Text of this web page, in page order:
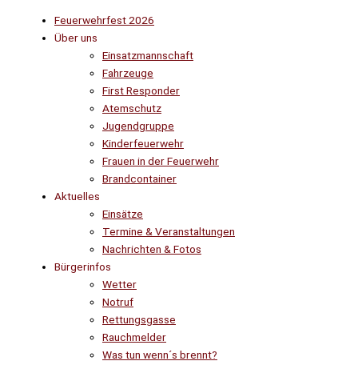
Feuerwehrfest 2026
Über uns
Einsatzmannschaft
Fahrzeuge
First Responder
Atemschutz
Jugendgruppe
Kinderfeuerwehr
Frauen in der Feuerwehr
Brandcontainer
Aktuelles
Einsätze
Termine & Veranstaltungen
Nachrichten & Fotos
Bürgerinfos
Wetter
Notruf
Rettungsgasse
Rauchmelder
Was tun wenn´s brennt?